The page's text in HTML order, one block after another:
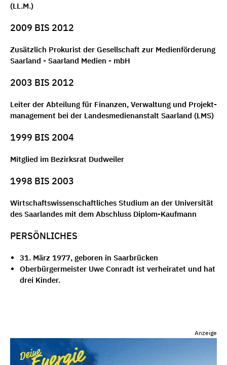
(LL.M.)
2009 BIS 2012
Zusätzlich Pro­ku­rist der Gesell­schaft zur Medi­en­för­de­rung
Saar­land - Saar­land Medi­en - mbH
2003 BIS 2012
Lei­ter der Abtei­lung für Finan­zen, Ver­wal­tung und Pro­jekt­
ma­nage­ment bei der Lan­des­me­di­en­an­stalt Saar­land (LMS)
1999 BIS 2004
Mitglied im Bezirksrat Dudweiler
1998 BIS 2003
Wirt­schafts­wis­sen­schaft­li­ches Stu­di­um an der Uni­ver­si­tät
des Saar­lan­des mit dem Abschluss Diplom-Kaufmann
PERSÖNLICHES
31. März 1977, geboren in Saarbrücken
Oberbürgermeister Uwe Conradt ist verheiratet und hat
drei Kinder.
Anzeige